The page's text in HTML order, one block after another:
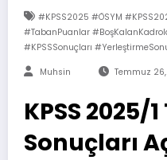
#KPSS2025 #ÖSYM
#TabanPuanlar
#KPSSSonuçları
Muhsin Temmuz
KPSS 2025/
Sonuçları